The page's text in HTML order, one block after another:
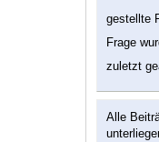
gestellte
Frage
zuletzt
Alle